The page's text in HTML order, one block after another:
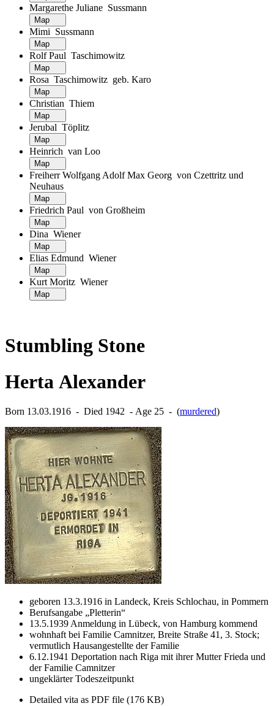
Margarethe Juliane Sussmann
Mimi Sussmann
Rolf Paul Taschimowitz
Rosa Taschimowitz geb. Karo
Christian Thiem
Jerubal Töplitz
Heinrich van Loo
Freiherr Wolfgang Adolf Max Georg von Czettritz und
Neuhaus
Friedrich Paul von Großheim
Dina Wiener
Elias Edmund Wiener
Kurt Moritz Wiener
Stumbling Stone
Herta Alexander
Born 13.03.1916 ‐ Died 1942 ‐ Age 25 ‐ (murdered)
geboren 13.3.1916 in Landeck, Kreis Schlochau, in Pommern
Berufsangabe „Pletterin“
13.5.1939 Anmeldung in Lübeck, von Hamburg kommend
wohnhaft bei Familie Camnitzer, Breite Straße 41, 3. Stock;
vermutlich Hausangestellte der Familie
6.12.1941 Deportation nach Riga mit ihrer Mutter Frieda und
der Familie Camnitzer
ungeklärter Todeszeitpunkt
Detailed vita as PDF file (176 KB)